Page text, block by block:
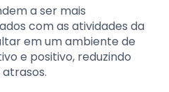
a ser mais
com as atividades da
em um ambiente de
e positivo, reduzindo